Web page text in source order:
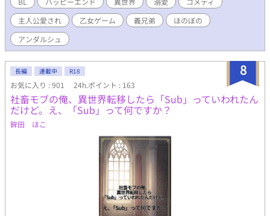
レイの婚約者「アシュリー・クロフォード」についての裏設定も
書かれていた。 ゲームでは主人公をいじめ倒すアシュリー。だが
実は体が弱く、さらに顔と手足を除く体のあちこちに謎の湿疹が
できており、常に体調が悪かった。 両親やごく親しい周囲の人間
不機嫌でわがままな婚約者としてしか映っていなかったのだ。 設
定資料を読んだ三枝は「アシュリーが可哀想すぎる！」とアシュ
リー推しになる。 「もしも俺がアシュリーの兄弟や親友だったら
こんな結末にさせないのに！」 そんな中、通勤途中の事故で死ん
だ三枝は名前しか出てこないアシュリーの義弟、「ルイス・クロ
フォードに転生する。前世の記憶を取り戻したルイスは推しであ
り兄のアシュリーを幸せにする為、全力でバッドエンド回避計画
を実行するのだが――！？
主人公愛され
乙女ゲーム 義兄弟
ほのぼの
アンダルシュ
8
長編 連載中 R18
お気に入り : 901 24h.ポイント : 163
社畜モブの俺、異世界転移したら「Sub」っていわれたん
だけど。え、「Sub」って何ですか？
鉾田 ほこ